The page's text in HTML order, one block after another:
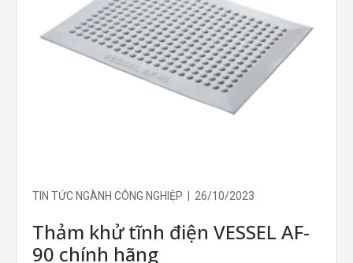
TIN TỨC NGÀNH CÔNG NGHIỆP | 26/10/2023
Thảm khử tĩnh điện VESSEL AF-
90 chính hãng